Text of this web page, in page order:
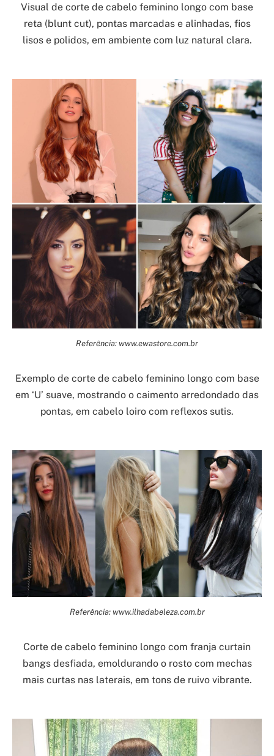
Visual de corte de cabelo feminino longo com base
reta (blunt cut), pontas marcadas e alinhadas, fios
lisos e polidos, em ambiente com luz natural clara.
Referência: www.ewastore.com.br
Exemplo de corte de cabelo feminino longo com base
em ‘U’ suave, mostrando o caimento arredondado das
pontas, em cabelo loiro com reflexos sutis.
Referência: www.ilhadabeleza.com.br
Corte de cabelo feminino longo com franja curtain
bangs desfiada, emoldurando o rosto com mechas
mais curtas nas laterais, em tons de ruivo vibrante.